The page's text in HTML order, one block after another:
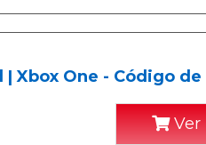
| Xbox One - Código
Ver